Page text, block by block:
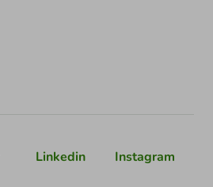
Linkedin Instagram